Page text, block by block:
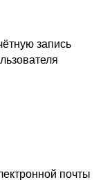
запись
почты